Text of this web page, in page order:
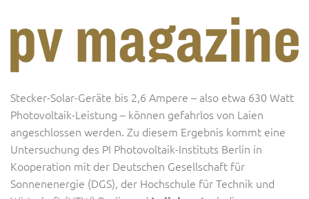
Stecker-Solar-Geräte bis 2,6 Ampere – also etwa 630 Watt
Photovoltaik-Leistung – können gefahrlos von Laien
angeschlossen werden. Zu diesem Ergebnis kommt eine
Untersuchung des PI Photovoltaik-Instituts Berlin in
Kooperation mit der Deutschen Gesellschaft für
Sonnenenergie (DGS), der Hochschule für Technik und